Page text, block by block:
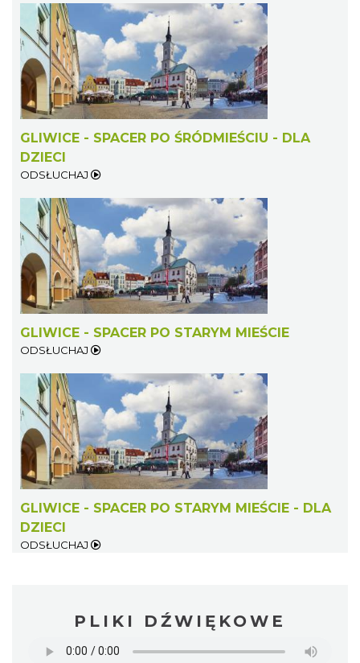
GLIWICE - SPACER PO ŚRÓDMIEŚCIU - DLA
DZIECI
ODSŁUCHAJ
GLIWICE - SPACER PO STARYM MIEŚCIE
ODSŁUCHAJ
GLIWICE - SPACER PO STARYM MIEŚCIE - DLA
DZIECI
ODSŁUCHAJ
PLIKI DŹWIĘKOWE